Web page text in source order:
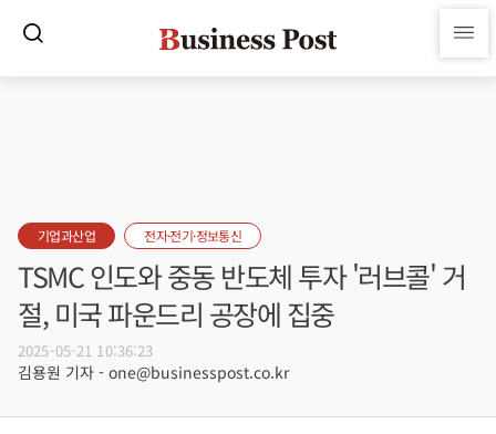
기업과산업 전자·전기·정보통신
TSMC 인도와 중동 반도체 투자 '러브콜' 거
절, 미국 파운드리 공장에 집중
2025-05-21 10:36:23
김용원 기자 - one@businesspost.co.kr